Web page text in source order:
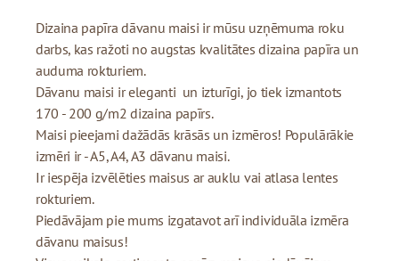
Dizaina papīra dāvanu maisi ir mūsu uzņēmuma roku
darbs, kas ražoti no augstas kvalitātes dizaina papīra un
auduma rokturiem.
Dāvanu maisi ir eleganti un izturīgi, jo tiek izmantots
170 - 200 g/m2 dizaina papīrs.
Maisi pieejami dažādās krāsās un izmēros! Populārākie
izmēri ir - A5, A4, A3 dāvanu maisi.
Ir iespēja izvēlēties maisus ar auklu vai atlasa lentes
rokturiem.
Piedāvājam pie mums izgatavot arī individuāla izmēra
dāvanu maisus!